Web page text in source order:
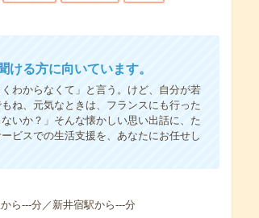
る方に向いています。
わからなくて」と言う。けど、自分が若
ね、元気なときは、フランスにも行った
いか？」そんな懐かしい思い出話に、た
ビスでの生活支援を、あなたにお任せし
ら---分／新井宿駅から---分